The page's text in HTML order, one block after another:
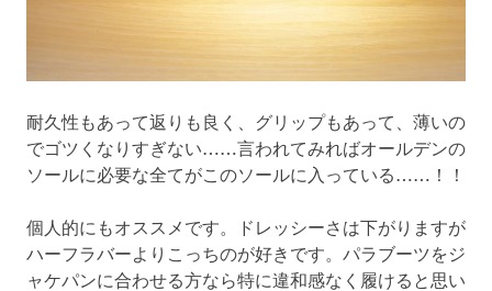
耐久性もあって返りも良く、グリップもあって、薄いの
でゴツくなりすぎない……言われてみればオールデンの
ソールに必要な全てがこのソールに入っている……！！
個人的にもオススメです。ドレッシーさは下がりますが
ハーフラバーよりこっちのが好きです。パラブーツをジ
ャケパンに合わせる方なら特に違和感なく履けると思い